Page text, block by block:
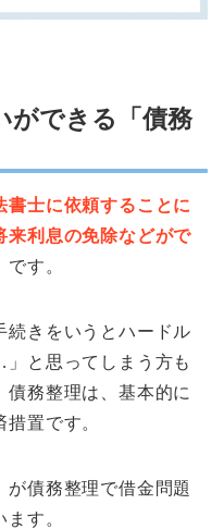
ができる「債務
書士に依頼することに
来利息の免除などがで
です。
続きをいうとハードル
と思ってしまう方も
債務整理は、基本的に
置です。
が債務整理で借金問題
す。